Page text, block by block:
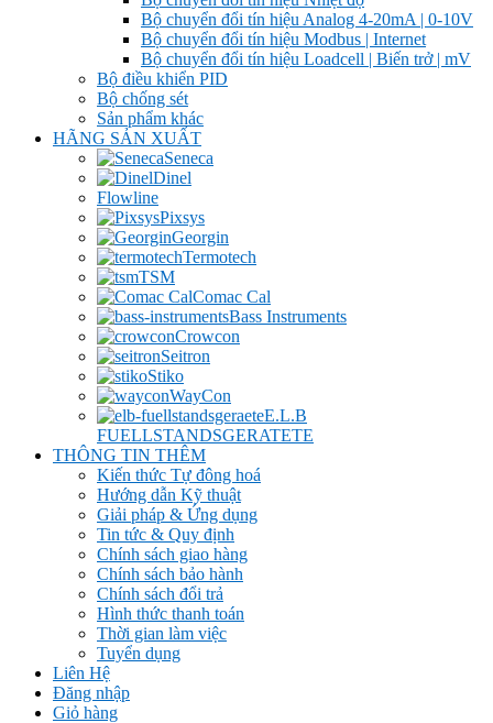
Bộ chuyển đổi tín hiệu Analog 4-20mA | 0-10V
Bộ chuyển đổi tín hiệu Modbus | Internet
Bộ chuyển đổi tín hiệu Loadcell | Biến trở | mV
Bộ điều khiển PID
Bộ chống sét
Sản phẩm khác
HÃNG SẢN XUẤT
Seneca
Dinel
Flowline
Pixsys
Georgin
Termotech
TSM
Comac Cal
Bass Instruments
Crowcon
Seitron
Stiko
WayCon
E.L.B
FUELLSTANDSGERATETE
THÔNG TIN THÊM
Kiến thức Tự đông hoá
Hướng dẫn Kỹ thuật
Giải pháp & Ứng dụng
Tin tức & Quy định
Chính sách giao hàng
Chính sách bảo hành
Chính sách đổi trả
Hình thức thanh toán
Thời gian làm việc
Tuyển dụng
Liên Hệ
Đăng nhập
Giỏ hàng